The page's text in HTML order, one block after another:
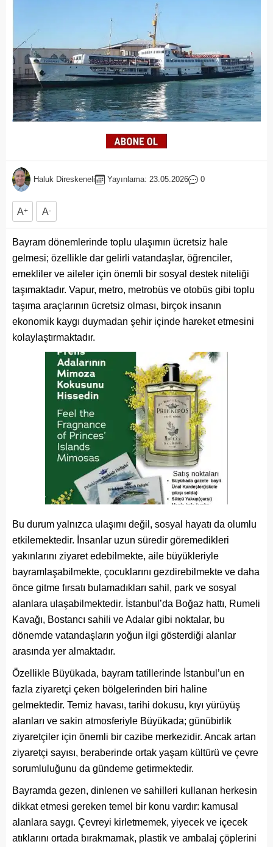
Haluk Direskeneli Yayınlama: 23.05.2026 0
A+ A-
Bayram dönemlerinde toplu ulaşımın ücretsiz hale
gelmesi; özellikle dar gelirli vatandaşlar, öğrenciler,
emekliler ve aileler için önemli bir sosyal destek niteliği
taşımaktadır. Vapur, metro, metrobüs ve otobüs gibi toplu
taşıma araçlarının ücretsiz olması, birçok insanın
ekonomik kaygı duymadan şehir içinde hareket etmesini
kolaylaştırmaktadır.
Bu durum yalnızca ulaşımı değil, sosyal hayatı da olumlu
etkilemektedir. İnsanlar uzun süredir göremedikleri
yakınlarını ziyaret edebilmekte, aile büyükleriyle
bayramlaşabilmekte, çocuklarını gezdirebilmekte ve daha
önce gitme fırsatı bulamadıkları sahil, park ve sosyal
alanlara ulaşabilmektedir. İstanbul’da Boğaz hattı, Rumeli
Kavağı, Bostancı sahili ve Adalar gibi noktalar, bu
dönemde vatandaşların yoğun ilgi gösterdiği alanlar
arasında yer almaktadır.
Özellikle Büyükada, bayram tatillerinde İstanbul’un en
fazla ziyaretçi çeken bölgelerinden biri haline
gelmektedir. Temiz havası, tarihi dokusu, kıyı yürüyüş
alanları ve sakin atmosferiyle Büyükada; günübirlik
ziyaretçiler için önemli bir cazibe merkezidir. Ancak artan
ziyaretçi sayısı, beraberinde ortak yaşam kültürü ve çevre
sorumluluğunu da gündeme getirmektedir.
Bayramda gezen, dinlenen ve sahilleri kullanan herkesin
dikkat etmesi gereken temel bir konu vardır: kamusal
alanlara saygı. Çevreyi kirletmemek, yiyecek ve içecek
atıklarını ortada bırakmamak, plastik ve ambalaj çöplerini